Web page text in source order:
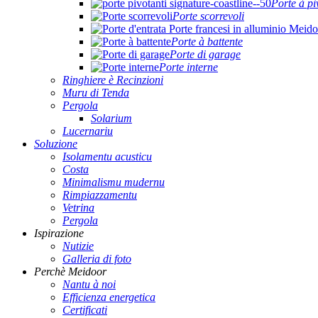
Porte à
Porte scorrevoli
Porte à battente
Porte di garage
Porte interne
Ringhiere è Recinzioni
Muru di Tenda
Pergola
Solarium
Lucernariu
Soluzione
Isolamentu acusticu
Costa
Minimalismu mudernu
Rimpiazzamentu
Vetrina
Pergola
Ispirazione
Nutizie
Galleria di foto
Perchè Meidoor
Nantu à noi
Efficienza energetica
Certificati